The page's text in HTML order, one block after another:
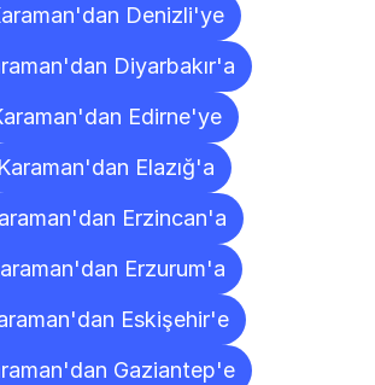
Denizli'ye
Diyarbakır'a
Edirne'ye
Karaman'dan Elazığ'a
Erzincan'a
Erzurum'a
Eskişehir'e
Gaziantep'e